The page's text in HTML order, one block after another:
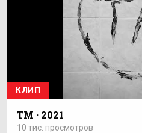
КЛИП
ТМ · 2021
10 тис. просмотров